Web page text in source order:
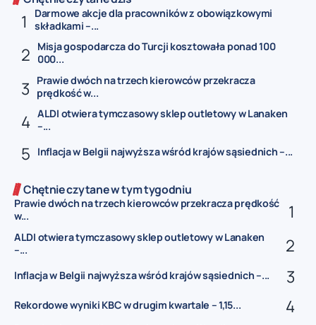
Darmowe akcje dla pracowników z obowiązkowymi
składkami –...
Misja gospodarcza do Turcji kosztowała ponad 100
000...
Prawie dwóch na trzech kierowców przekracza
prędkość w...
ALDI otwiera tymczasowy sklep outletowy w Lanaken
–...
Inflacja w Belgii najwyższa wśród krajów sąsiednich –...
Chętnie czytane w tym tygodniu
Prawie dwóch na trzech kierowców przekracza prędkość
w...
ALDI otwiera tymczasowy sklep outletowy w Lanaken
–...
Inflacja w Belgii najwyższa wśród krajów sąsiednich –...
Rekordowe wyniki KBC w drugim kwartale – 1,15...